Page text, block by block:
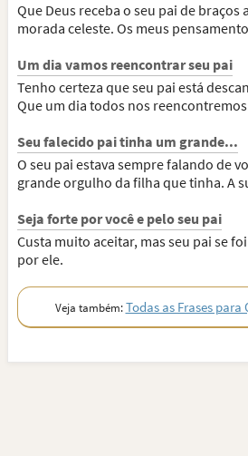
Que Deus receba o seu pai de braços
morada celeste. Os meus
Um dia vamos reencontrar seu pai
Tenho certeza que seu pai está
Que um dia todos nos
Seu falecido pai tinha um grande...
O seu pai estava sempre falando de
grande orgulho da filha que tinha. A
Seja forte por você e pelo seu pai
Custa muito aceitar, mas seu pai se
por ele.
Veja também:Todas as Frases para